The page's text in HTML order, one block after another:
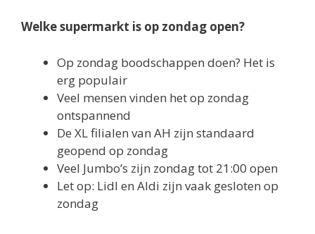
Welke supermarkt is op zondag open?
Op zondag boodschappen doen? Het is
erg populair
Veel mensen vinden het op zondag
ontspannend
De XL filialen van AH zijn standaard
geopend op zondag
Veel Jumbo’s zijn zondag tot 21:00 open
Let op: Lidl en Aldi zijn vaak gesloten op
zondag